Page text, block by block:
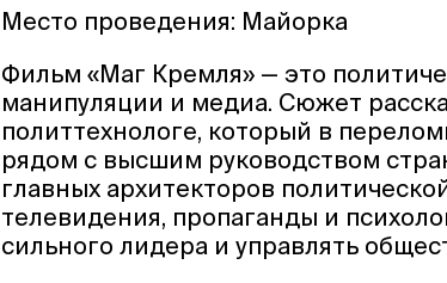
Место проведения: Майорка
Фильм «Маг Кремля» — это
манипуляции и медиа. Сюжет
политтехнологе, который в
рядом с высшим руководством
главных архитекторов
телевидения, пропаганды и
сильного лидера и управлять